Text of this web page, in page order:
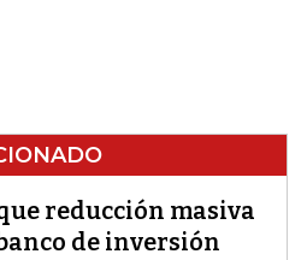
reducción masiva
de inversión